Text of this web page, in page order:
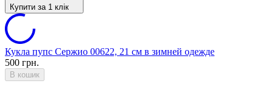
Купити за 1 клiк
Кукла пупс Сержио 00622, 21 см в зимней одежде
500 грн.
В кошик